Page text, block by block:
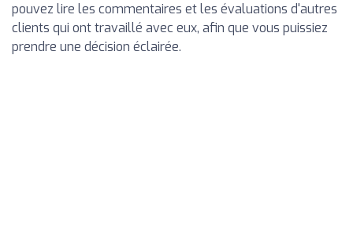
pouvez lire les commentaires et les évaluations d'autres
clients qui ont travaillé avec eux, afin que vous puissiez
prendre une décision éclairée.